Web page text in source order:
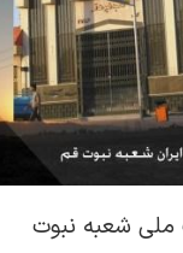
ملی شعبه نبوت